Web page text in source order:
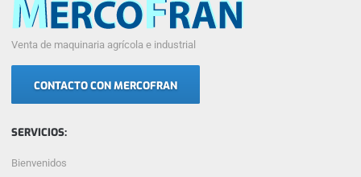
Venta de maquinaria agrícola e industrial
CONTACTO CON MERCOFRAN
SERVICIOS:
Bienvenidos